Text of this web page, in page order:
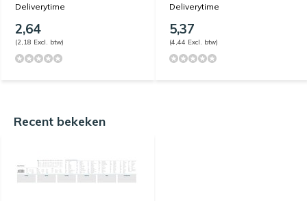
Deliverytime
2,64
(2,18 Excl. btw)
Deliverytime
5,37
(4,44 Excl. btw)
Recent bekeken